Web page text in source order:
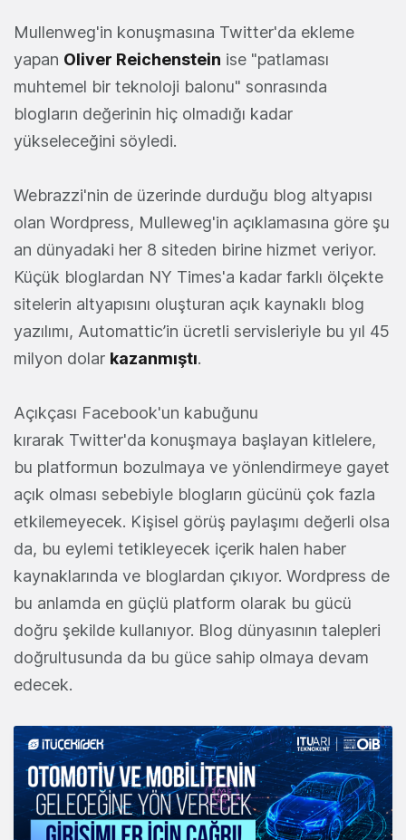
Mullenweg'in konuşmasına Twitter'da ekleme
yapan Oliver Reichenstein ise "patlaması
muhtemel bir teknoloji balonu" sonrasında
blogların değerinin hiç olmadığı kadar
yükseleceğini söyledi.
Webrazzi'nin de üzerinde durduğu blog altyapısı
olan Wordpress, Mulleweg'in açıklamasına göre şu
an dünyadaki her 8 siteden birine hizmet veriyor.
Küçük bloglardan NY Times'a kadar farklı ölçekte
sitelerin altyapısını oluşturan açık kaynaklı blog
yazılımı, Automattic’in ücretli servisleriyle bu yıl 45
milyon dolar kazanmıştı.
Açıkçası Facebook'un kabuğunu
kırarak Twitter'da konuşmaya başlayan kitlelere,
bu platformun bozulmaya ve yönlendirmeye gayet
açık olması sebebiyle blogların gücünü çok fazla
etkilemeyecek. Kişisel görüş paylaşımı değerli olsa
da, bu eylemi tetikleyecek içerik halen haber
kaynaklarında ve bloglardan çıkıyor. Wordpress de
bu anlamda en güçlü platform olarak bu gücü
doğru şekilde kullanıyor. Blog dünyasının talepleri
doğrultusunda da bu güce sahip olmaya devam
edecek.